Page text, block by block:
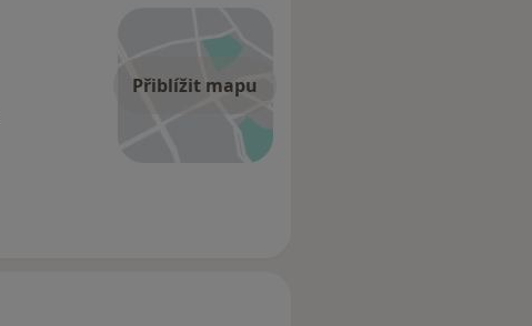
Přiblížit mapu